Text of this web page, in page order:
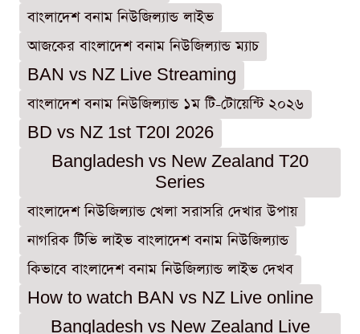
বাংলাদেশ বনাম নিউজিল্যান্ড লাইভ
আজকের বাংলাদেশ বনাম নিউজিল্যান্ড ম্যাচ
BAN vs NZ Live Streaming
বাংলাদেশ বনাম নিউজিল্যান্ড ১ম টি-টোয়েন্টি ২০২৬
BD vs NZ 1st T20I 2026
Bangladesh vs New Zealand T20
Series
বাংলাদেশ নিউজিল্যান্ড খেলা সরাসরি দেখার উপায়
নাগরিক টিভি লাইভ বাংলাদেশ বনাম নিউজিল্যান্ড
কিভাবে বাংলাদেশ বনাম নিউজিল্যান্ড লাইভ দেখব
How to watch BAN vs NZ Live online
Bangladesh vs New Zealand Live